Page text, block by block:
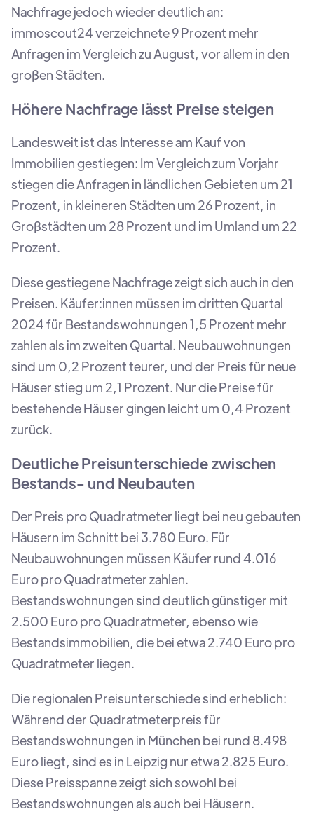
Nachfrage jedoch wieder deutlich an:
immoscout24 verzeichnete 9 Prozent mehr
Anfragen im Vergleich zu August, vor allem in den
großen Städten.
Höhere Nachfrage lässt Preise steigen
Landesweit ist das Interesse am Kauf von
Immobilien gestiegen: Im Vergleich zum Vorjahr
stiegen die Anfragen in ländlichen Gebieten um 21
Prozent, in kleineren Städten um 26 Prozent, in
Großstädten um 28 Prozent und im Umland um 22
Prozent.
Diese gestiegene Nachfrage zeigt sich auch in den
Preisen. Käufer:innen müssen im dritten Quartal
2024 für Bestandswohnungen 1,5 Prozent mehr
zahlen als im zweiten Quartal. Neubauwohnungen
sind um 0,2 Prozent teurer, und der Preis für neue
Häuser stieg um 2,1 Prozent. Nur die Preise für
bestehende Häuser gingen leicht um 0,4 Prozent
zurück.
Deutliche Preisunterschiede zwischen
Bestands- und Neubauten
Der Preis pro Quadratmeter liegt bei neu gebauten
Häusern im Schnitt bei 3.780 Euro. Für
Neubauwohnungen müssen Käufer rund 4.016
Euro pro Quadratmeter zahlen.
Bestandswohnungen sind deutlich günstiger mit
2.500 Euro pro Quadratmeter, ebenso wie
Bestandsimmobilien, die bei etwa 2.740 Euro pro
Quadratmeter liegen.
Die regionalen Preisunterschiede sind erheblich:
Während der Quadratmeterpreis für
Bestandswohnungen in München bei rund 8.498
Euro liegt, sind es in Leipzig nur etwa 2.825 Euro.
Diese Preisspanne zeigt sich sowohl bei
Bestandswohnungen als auch bei Häusern.